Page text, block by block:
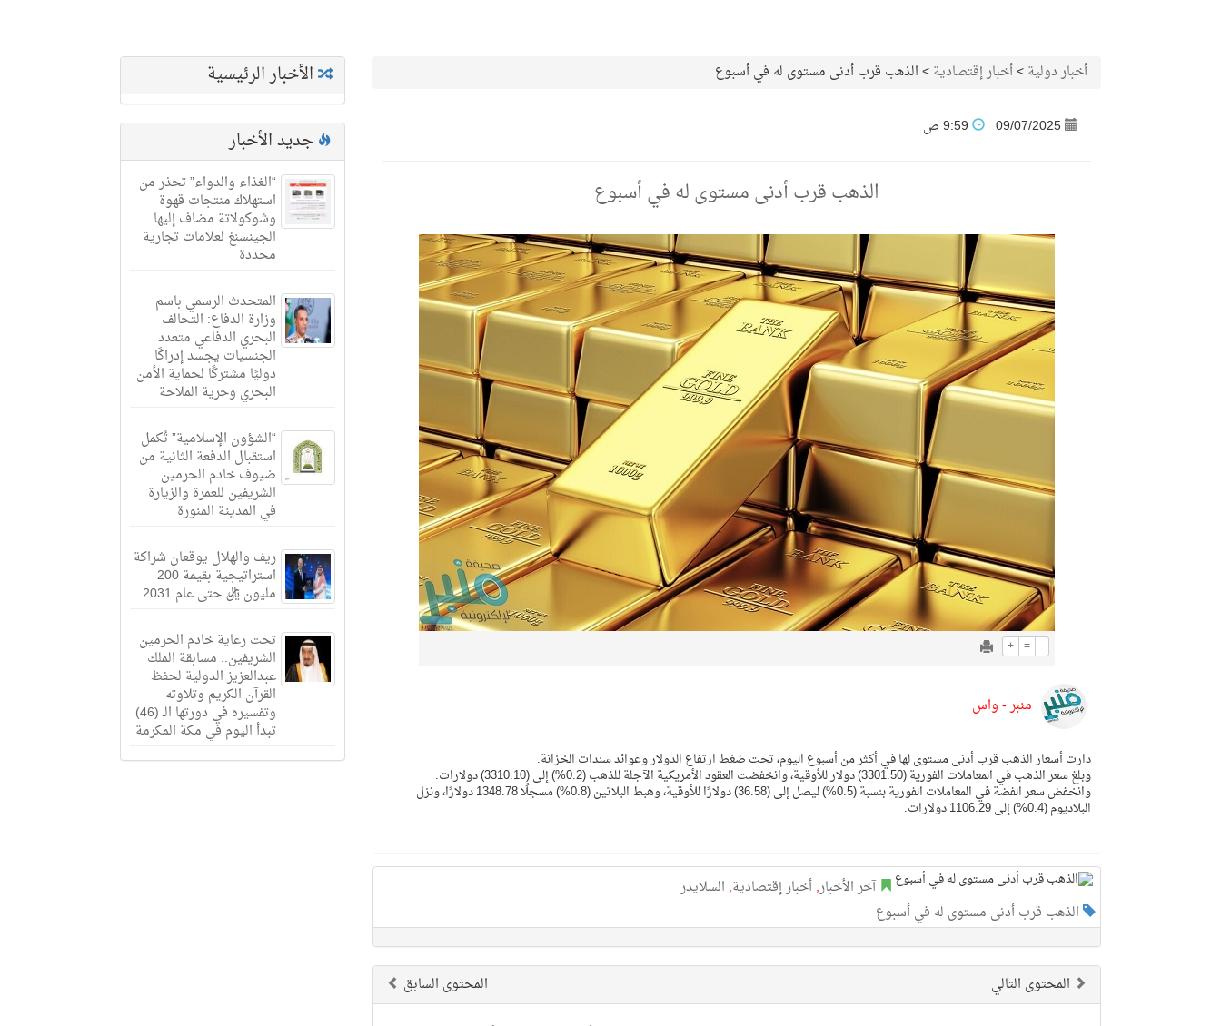
الأخبار الرئيسية
جديد الأخبار
“الغذاء والدواء” تحذر من
استهلاك منتجات قهوة
وشوكولاتة مضاف إليها
الجينسنغ لعلامات تجارية
محددة
المتحدث الرسمي باسم
وزارة الدفاع: التحالف
البحري الدفاعي متعدد
الجنسيات يجسد إدراكًا
دوليًا مشتركًا لحماية الأمن
البحري وحرية الملاحة
“الشؤون الإسلامية” تُكمل
استقبال الدفعة الثانية من
ضيوف خادم الحرمين
الشريفين للعمرة والزيارة
في المدينة المنورة
ريف والهلال يوقعان شراكة
استراتيجية بقيمة 200
مليون ريال حتى عام 2031
تحت رعاية خادم الحرمين
الشريفين.. مسابقة الملك
عبدالعزيز الدولية لحفظ
القرآن الكريم وتلاوته
وتفسيره في دورتها الـ (46)
تبدأ اليوم في مكة المكرمة
أخبار دولية>أخبار إقتصادية>الذهب قرب أدنى مستوى له في أسبوع
09/07/2025
الذهب قرب أدنى مستوى له في أسبوع
+ = -
منبر - واس
دارت أسعار الذهب قرب أدنى مستوى لها في أكثر من أسبوع اليوم، تحت ضغط ارتفاع الدولار وعوائد سندات الخزانة.
وبلغ سعر الذهب في المعاملات الفورية (3301.50) دولار للأوقية، وانخفضت العقود الأمريكية الآجلة للذهب (0.2%) إلى (3310.10) دولارات.
وانخفض سعر الفضة في المعاملات الفورية بنسبة (0.5%) ليصل إلى (36.58) دولارًا للأوقية، وهبط البلاتين (0.8%) مسجلًا 1348.78 دولارًا، ونزل
البلاديوم (0.4%) إلى 1106.29 دولارات.
آخر الأخبار,أخبار إقتصادية, السلايدر
الذهب قرب أدنى مستوى له في أسبوع
المحتوى السابق المحتوى التالي